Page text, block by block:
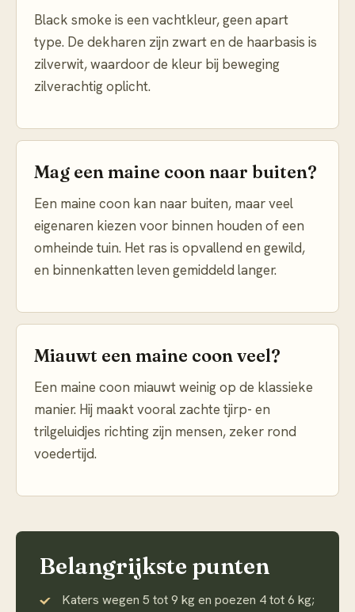
Black smoke is een vachtkleur, geen apart
type. De dekharen zijn zwart en de haarbasis is
zilverwit, waardoor de kleur bij beweging
zilverachtig oplicht.
Mag een maine coon naar buiten?
Een maine coon kan naar buiten, maar veel
eigenaren kiezen voor binnen houden of een
omheinde tuin. Het ras is opvallend en gewild,
en binnenkatten leven gemiddeld langer.
Miauwt een maine coon veel?
Een maine coon miauwt weinig op de klassieke
manier. Hij maakt vooral zachte tjirp- en
trilgeluidjes richting zijn mensen, zeker rond
voedertijd.
Belangrijkste punten
Katers wegen 5 tot 9 kg en poezen 4 tot 6 kg;